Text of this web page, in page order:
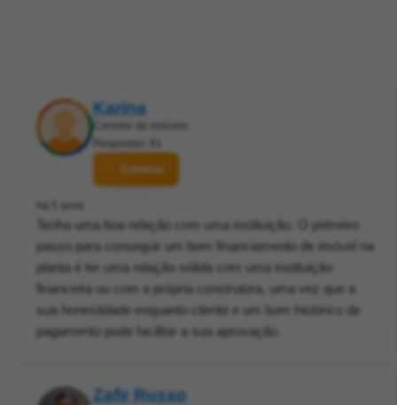
Karina
Corretor de imóveis
Respostas: 81
Contatar
há 5 anos
Tenha uma boa relação com uma instituição. O primeiro
passo para conseguir um bom financiamento de imóvel na
planta é ter uma relação sólida com uma instituição
financeira ou com a própria construtora, uma vez que a
sua honestidade enquanto cliente e um bom histórico de
pagamento pode facilitar a sua aprovação.
Zafir Russo